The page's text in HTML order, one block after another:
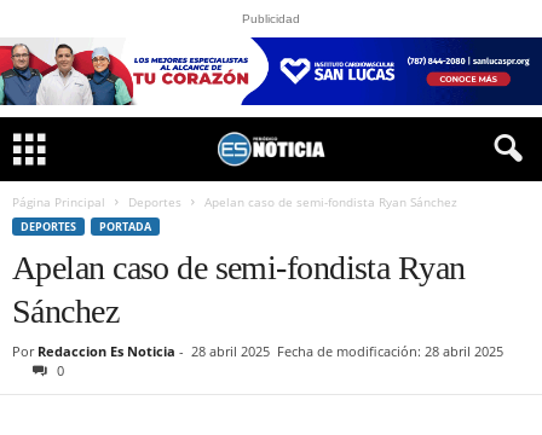
Publicidad
Página Principal Deportes Apelan caso de semi-fondista Ryan Sánchez
DEPORTES PORTADA
Apelan caso de semi-fondista Ryan
Sánchez
Por Redaccion Es Noticia - 28 abril 2025 Fecha de modificación: 28 abril 2025
0